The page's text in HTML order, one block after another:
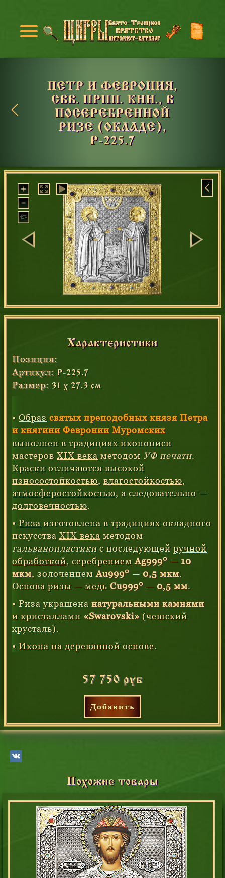
ПЕТР И ФЕВРОНИЯ,
СВВ. ПРПП. КНН., В
ПОСЕРЕБРЕННОЙ
РИЗЕ (ОКЛАДЕ),
Р-225.7
Характеристики
Позиция:
Артикул:
Р-225.7
Размер: 31 х 27.3 см
• Образ святых преподобных князя Петра
и княгини Февронии Муромских
выполнен в традициях иконописи
мастеров XIX века методом УФ печати.
Краски отличаются высокой
износостойкостью, влагостойкостью,
атмосферостойкостью, а следовательно —
долговечностью.
• Риза изготовлена в традициях окладного
искусства XIX века методом
гальванопластикис последующей ручной
обработкой, серебрениемAg9990— 10
мкм, золочениемAu9990— 0,5 мкм.
Основа ризы — медь Cu9990— 0,5 мм.
• Риза украшена натуральными камнями
и кристаллами «Swarovski»(чешский
хрусталь).
• Икона на деревянной основе.
57 750 руб
Добавить
Похожие товары